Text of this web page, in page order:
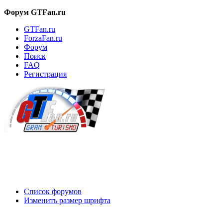
Форум GTFan.ru
GTFan.ru
ForzaFan.ru
Форум
Поиск
FAQ
Регистрация
Список форумов
Изменить размер шрифта